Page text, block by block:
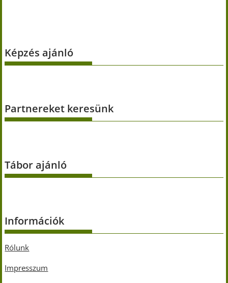
Képzés ajánló
Partnereket keresünk
Tábor ajánló
Információk
Rólunk
Impresszum